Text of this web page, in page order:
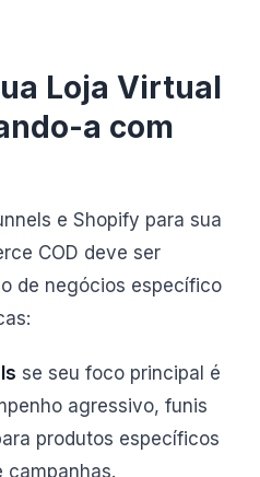
Loja Virtual
a com
e Shopify para sua
COD deve ser
de negócios específico
se seu foco principal é
agressivo, funis
produtos específicos
campanhas.